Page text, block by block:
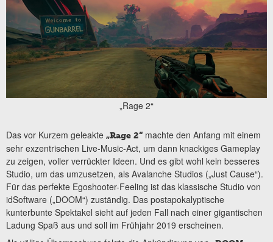
„Rage 2“
Das vor Kurzem geleakte „Rage 2“ machte den Anfang mit einem
sehr exzentrischen Live-Music-Act, um dann knackiges Gameplay
zu zeigen, voller verrückter Ideen. Und es gibt wohl kein besseres
Studio, um das umzusetzen, als Avalanche Studios („Just Cause“).
Für das perfekte Egoshooter-Feeling ist das klassische Studio von
idSoftware („DOOM“) zuständig. Das postapokalyptische
kunterbunte Spektakel sieht auf jeden Fall nach einer gigantischen
Ladung Spaß aus und soll im Frühjahr 2019 erscheinen.